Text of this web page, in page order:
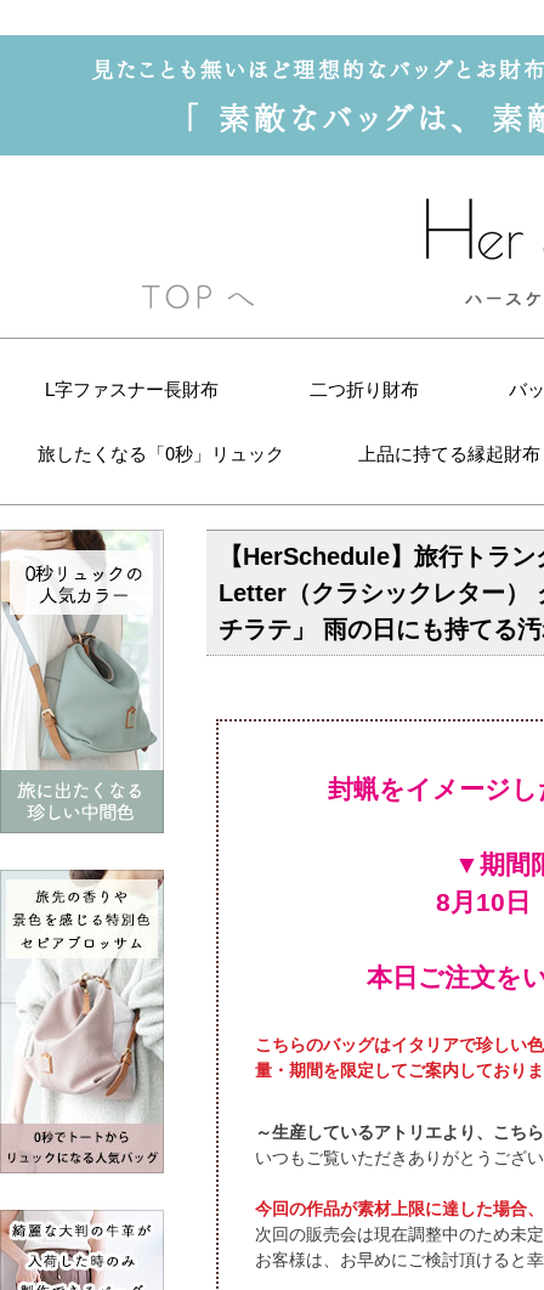
L字ファスナー長財布 二つ折り財布 バ
旅したくなる「0秒」リュック 上品に持てる縁起財布
【HerSchedule】旅行トラ
Letter（クラシックレター）
チラテ」 雨の日にも持てる
封蝋をイメージ
本日ご注文を
こちらのバッグはイタリアで珍しい
量・期間を限定してご案内しており
～生産しているアトリエより、こち
いつもご覧いただきありがとうござ
今回の作品が素材上限に達した場合
次回の販売会は現在調整中のため未
お客様は、お早めにご検討頂けると